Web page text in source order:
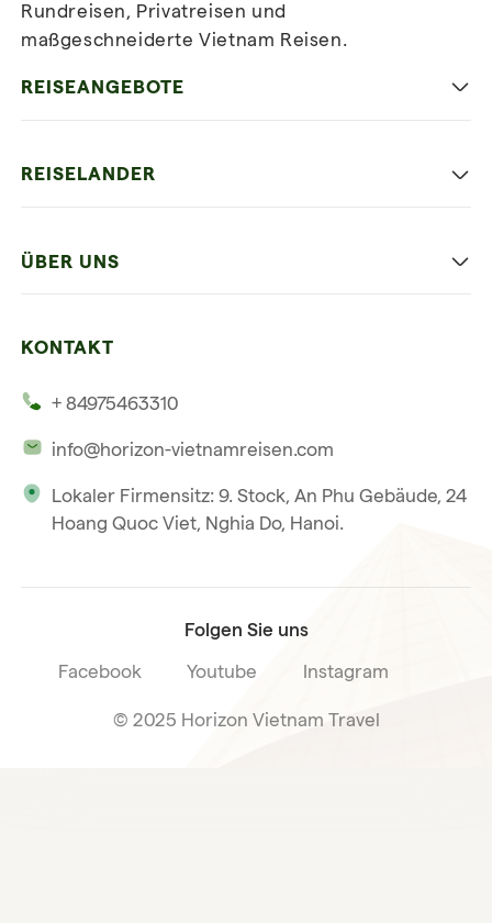
Newsletterabonnieren
Rundreisen, Privatreisen und
maßgeschneiderte Vietnam Reisen.
REISEANGEBOTE
Die Beste Reise
Mehrere Länder
REISELANDER
ÜBER UNS
Unsere internationale Tourismuslizenz
KONTAKT
+ 84975463310
info@horizon-vietnamreisen.com
Lokaler Firmensitz: 9. Stock, An Phu Gebäude, 24
Hoang Quoc Viet, Nghia Do, Hanoi.
Folgen Sie uns
Facebook Youtube Instagram
© 2025 Horizon Vietnam Travel